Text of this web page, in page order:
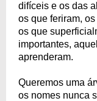
difíceis e os das
os que feriram,
os que
importantes,
aprenderam.
Queremos uma
os nomes nunca